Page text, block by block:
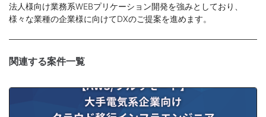
法人様向け業務系WEBプリケーション開発を強みとしており、
様々な業種の企業様に向けてDXのご提案を進めます。
関連する案件一覧